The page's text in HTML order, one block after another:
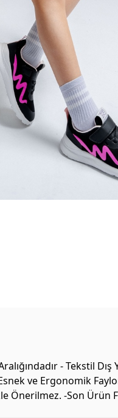
- Tekstil
ve Ergonomik
Önerilmez. -Son Ürün